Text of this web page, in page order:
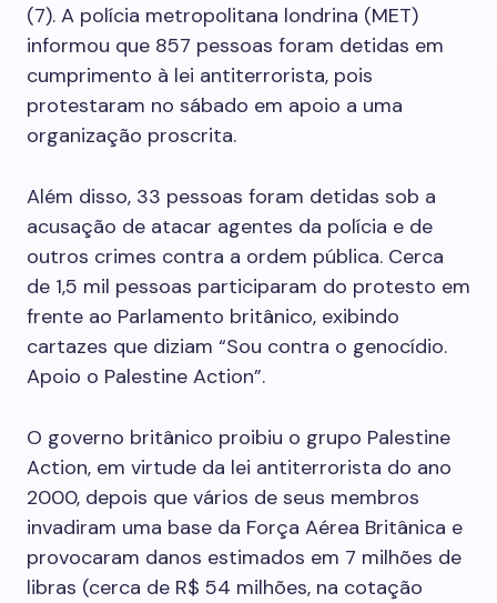
(7). A polícia metropolitana londrina (MET)
informou que 857 pessoas foram detidas em
cumprimento à lei antiterrorista, pois
protestaram no sábado em apoio a uma
organização proscrita.
Além disso, 33 pessoas foram detidas sob a
acusação de atacar agentes da polícia e de
outros crimes contra a ordem pública. Cerca
de 1,5 mil pessoas participaram do protesto em
frente ao Parlamento britânico, exibindo
cartazes que diziam “Sou contra o genocídio.
Apoio o Palestine Action”.
O governo britânico proibiu o grupo Palestine
Action, em virtude da lei antiterrorista do ano
2000, depois que vários de seus membros
invadiram uma base da Força Aérea Britânica e
provocaram danos estimados em 7 milhões de
libras (cerca de R$ 54 milhões, na cotação